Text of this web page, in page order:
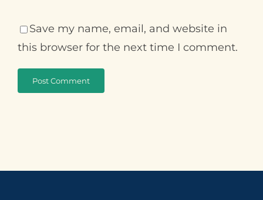
Save my name, email, and website in
this browser for the next time I comment.